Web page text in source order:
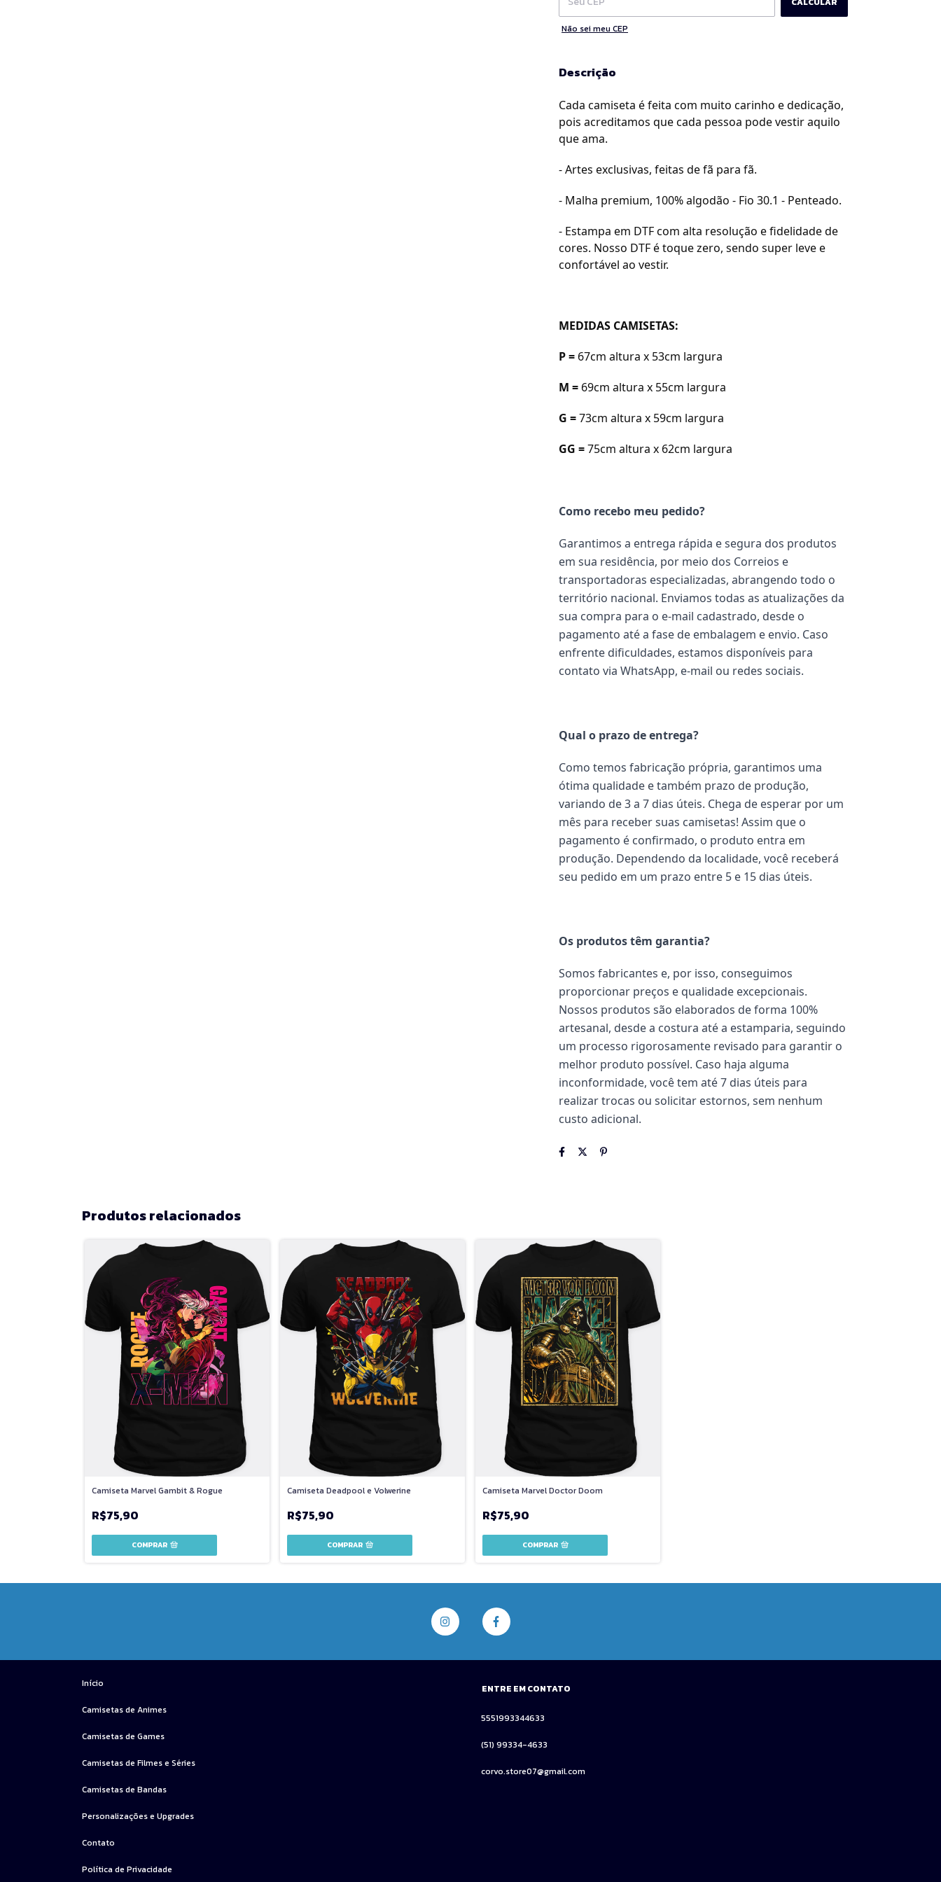
Não sei meu CEP
Descrição
Cada camiseta é feita com muito carinho e dedicação,
pois acreditamos que cada pessoa pode vestir aquilo
que ama.
- Artes exclusivas, feitas de fã para fã.
- Malha premium, 100% algodão - Fio 30.1 - Penteado.
- Estampa em DTF com alta resolução e fidelidade de
cores. Nosso DTF é toque zero, sendo super leve e
confortável ao vestir.
MEDIDAS CAMISETAS:
P = 67cm altura x 53cm largura
M = 69cm altura x 55cm largura
G =73cm altura x 59cm largura
GG =75cm altura x 62cm largura
Como recebo meu pedido?
Garantimos a entrega rápida e segura dos produtos
em sua residência, por meio dos Correios e
transportadoras especializadas, abrangendo todo o
território nacional. Enviamos todas as atualizações da
sua compra para o e-mail cadastrado, desde o
pagamento até a fase de embalagem e envio. Caso
enfrente dificuldades, estamos disponíveis para
contato via WhatsApp, e-mail ou redes sociais.
Qual o prazo de entrega?
Como temos fabricação própria, garantimos uma
ótima qualidade e também prazo de produção,
variando de 3 a 7 dias úteis. Chega de esperar por um
mês para receber suas camisetas! Assim que o
pagamento é confirmado, o produto entra em
produção. Dependendo da localidade, você receberá
seu pedido em um prazo entre 5 e 15 dias úteis.
Os produtos têm garantia?
Somos fabricantes e, por isso, conseguimos
proporcionar preços e qualidade excepcionais.
Nossos produtos são elaborados de forma 100%
artesanal, desde a costura até a estamparia, seguindo
um processo rigorosamente revisado para garantir o
melhor produto possível. Caso haja alguma
inconformidade, você tem até 7 dias úteis para
realizar trocas ou solicitar estornos, sem nenhum
custo adicional.
Produtos relacionados
Camiseta Marvel Gambit & Rogue
R$75,90
COMPRAR
Camiseta Deadpool e Volwerine
R$75,90
COMPRAR
Camiseta Marvel Doctor Doom
R$75,90
COMPRAR
Início
Camisetas de Animes
Camisetas de Games
Camisetas de Filmes e Séries
Camisetas de Bandas
Personalizações e Upgrades
Contato
Política de Privacidade
ENTRE EM CONTATO
5551993344633
(51) 99334-4633
corvo.store07@gmail.com